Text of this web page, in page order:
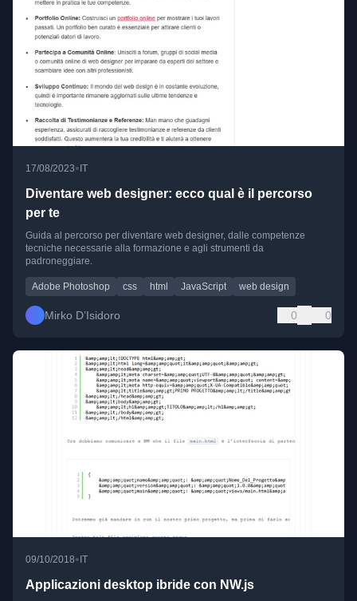
17/08/2023•IT
Diventare web designer: ecco qual è il percorso
per te
Guida al percorso per diventare web designer, dalle competenze
tecniche necessarie alla formazione e agli strumenti da
padroneggiare.
Adobe Photoshop css html JavaScript web design
Mirko D’Isidoro 0 0
09/10/2018• IT
Applicazioni desktop ibride con NW.js